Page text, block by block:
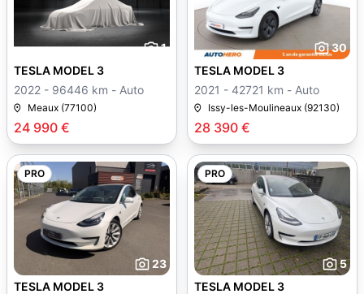
1
24 990 €
TESLA MODEL 3
2022 - 96446 km - Auto
Meaux (77100)
30
28 390 €
TESLA MODEL 3
2021 - 42721 km - Auto
Issy-les-Moulineaux (92130)
PRO
23
TESLA MODEL 3
PRO
5
TESLA MODEL 3